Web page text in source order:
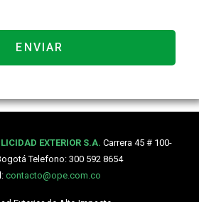
EXTERIOR S.A. Carrera 45 # 100-
Telefono: 300 592 8654
contacto@ope.com.co